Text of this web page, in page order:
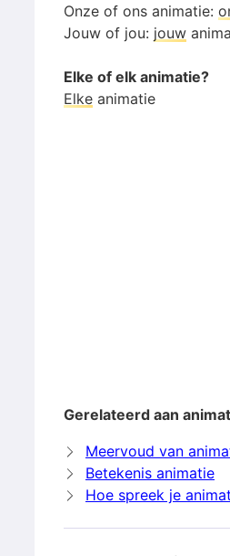
Onze of ons animatie:
Jouw of jou: jouw
Elke of elk animatie?
Elke animatie
Gerelateerd aan
Meervoud van
Betekenis animatie
Hoe spreek je